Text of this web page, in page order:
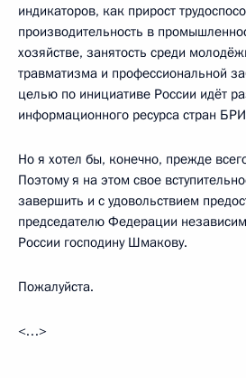
индикаторов, как прирост
производительность в
хозяйстве, занятость среди
травматизма и профессиональной
целью по инициативе России идёт
информационного ресурса стран
Но я хотел бы, конечно, прежде
Поэтому я на этом свое
завершить и с удовольствием
председателю Федерации
России господину Шмакову.
Пожалуйста.
<…>